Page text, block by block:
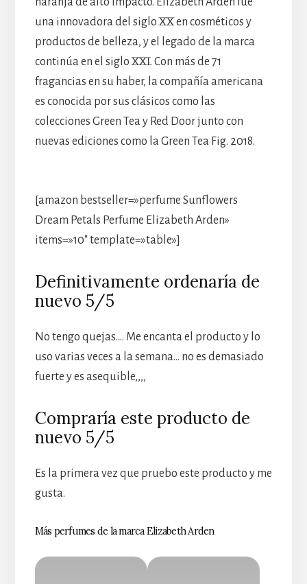
una innovadora del siglo XX en cosméticos y
productos de belleza, y el legado de la marca
continúa en el siglo XXI. Con más de 71
fragancias en su haber, la compañía americana
es conocida por sus clásicos como las
colecciones Green Tea y Red Door junto con
nuevas ediciones como la Green Tea Fig. 2018.
[amazon bestseller=»perfume Sunflowers
Dream Petals Perfume Elizabeth Arden»
items=»10″ template=»table»]
Definitivamente ordenaría de
nuevo 5/5
No tengo quejas…. Me encanta el producto y lo
uso varias veces a la semana… no es demasiado
fuerte y es asequible,,,,
Compraría este producto de
nuevo 5/5
Es la primera vez que pruebo este producto y me
gusta.
Más perfumes de la marca Elizabeth Arden